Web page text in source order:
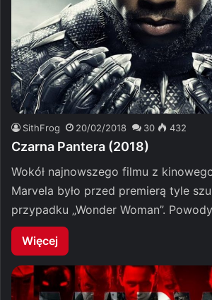
SithFrog 20/02/2018 30 432
Czarna Pantera (2018)
Wokół najnowszego filmu z
Marvela było przed premierą tyle
przypadku „Wonder Woman”.
Więcej